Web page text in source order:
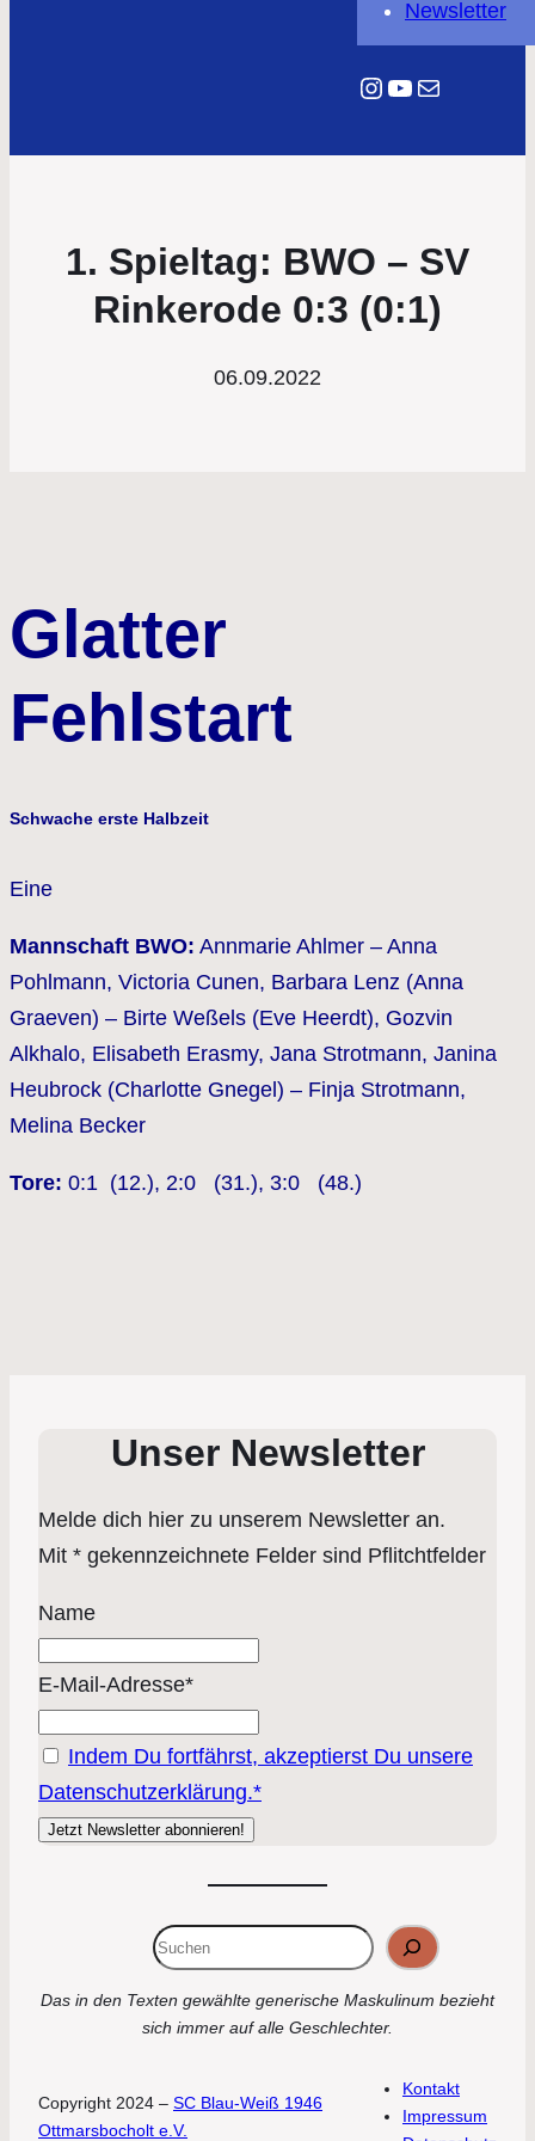
Newsletter
Instagram
YouTube
E-Mail
1. Spieltag: BWO – SV
Rinkerode 0:3 (0:1)
06.09.2022
Glatter
Fehlstart
Schwache erste Halbzeit
Eine
Mannschaft BWO: Annmarie Ahlmer – Anna
Pohlmann, Victoria Cunen, Barbara Lenz (Anna
Graeven) – Birte Weßels (Eve Heerdt), Gozvin
Alkhalo, Elisabeth Erasmy, Jana Strotmann, Janina
Heubrock (Charlotte Gnegel) – Finja Strotmann,
Melina Becker
Tore: 0:1 (12.), 2:0 (31.), 3:0 (48.)
Unser Newsletter
Melde dich hier zu unserem Newsletter an.
Mit * gekennzeichnete Felder sind Pflitchtfelder
Name
E-Mail-Adresse*
Indem Du fortfährst, akzeptierst Du unsere
Datenschutzerklärung.*
Das in den Texten gewählte generische Maskulinum bezieht
sich immer auf alle Geschlechter.
Copyright 2024 – SC Blau-Weiß 1946
Ottmarsbocholt e.V.
Kontakt
Impressum